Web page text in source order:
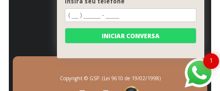
Categorias
Contato
Mapa do site
Copyright © GSP. (Lei 9610 de 19/02/1998)
1
INICIAR CONVERSA